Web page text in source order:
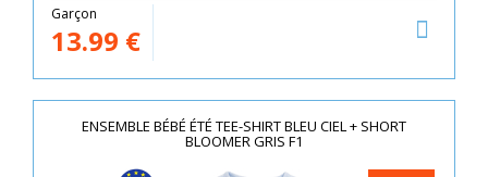
Garçon
13.99 €
ENSEMBLE BÉBÉ ÉTÉ TEE-SHIRT BLEU CIEL + SHORT
BLOOMER GRIS F1